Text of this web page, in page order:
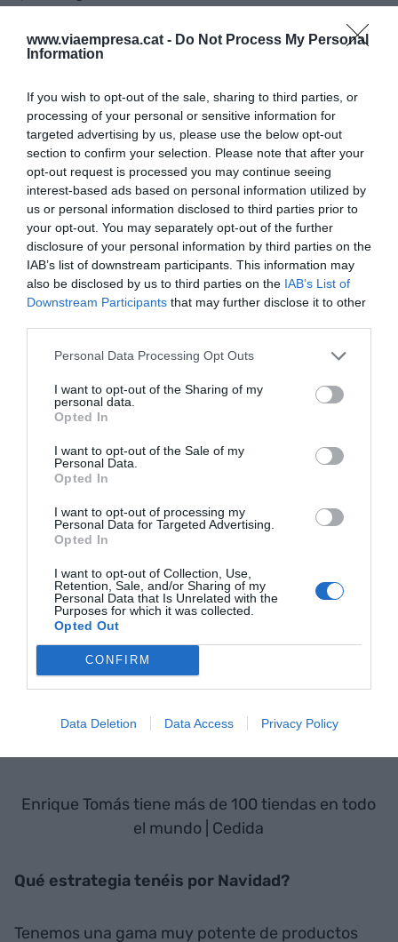
www.viaempresa.cat - Do Not Process My Personal
Information
If you wish to opt-out of the sale, sharing to third parties, or
processing of your personal or sensitive information for
targeted advertising by us, please use the below opt-out
section to confirm your selection. Please note that after your
opt-out request is processed you may continue seeing
interest-based ads based on personal information utilized by
us or personal information disclosed to third parties prior to
your opt-out. You may separately opt-out of the further
disclosure of your personal information by third parties on the
IAB’s list of downstream participants. This information may
also be disclosed by us to third parties on the IAB’s List of
Downstream Participants that may further disclose it to other
Personal Data Processing Opt Outs
I want to opt-out of the Sharing of my
personal data.
Opted In
I want to opt-out of the Sale of my
Personal Data.
Opted In
I want to opt-out of processing my
Personal Data for Targeted Advertising.
Opted In
I want to opt-out of Collection, Use,
Retention, Sale, and/or Sharing of my
Personal Data that Is Unrelated with the
Purposes for which it was collected.
Opted Out
CONFIRM
Data Deletion Data Access Privacy Policy
más alquiler. Hay algunos que pagan mucho pero
no les dan buenas críticas. No has escuchado
nunca que en el aeropuerto te roban y te dan
mierda? A nosotros la gente nos felicita y
pagamos 102.000 euros de alquiler en septiembre
por 47 metros. Debe de ser el alquiler más caro del
mundo.
"El precio de los aeropuertos
es el mismo que el de Santa
Coloma de Gramenet"
También debe de ser rentable.
Es el único alquiler que me ilusiona pagar porque
para solucionar un problema porque era un lugar
donde todo el mundo te veía pero nadie se paraba
a comprar. Ahora sí y me han obligado a poner
otra TPV para que la gente no haga tanta cola.
porque visualmente no pueda romper nada y no
tapamos el resto de tiendas. Es una locura que
facturemos 15.000 euros al día. Prefiero pagar un
fijo muy alto que no un porcentaje muy alto
puesto que me permite romperme la cabeza para
es el mismo que el de Santa Coloma de Gramenet.